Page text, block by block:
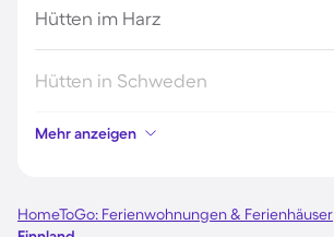
Hütten im Harz
Hütten in Schweden
Hütten in Italien
Hütten in Holland
Mehr anzeigen
HomeToGo: Ferienwohnungen & Ferienhäuser